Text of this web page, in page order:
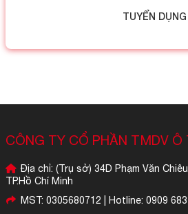
TUYỂN DỤNG
CÔNG TY CỔ PHẦN TMDV Ô
Địa chỉ: (Trụ sở) 34D Phạm Văn
TP.Hồ Chí Minh
MST: 0305680712 | Hotline: 0909